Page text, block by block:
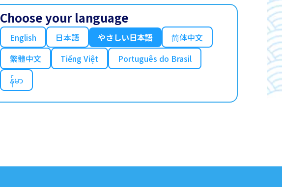
Choose your language
English 日本語 やさしい日本語
简体中文
繁體中文
Tiếng Việt
Português do Brasil
န်မာ